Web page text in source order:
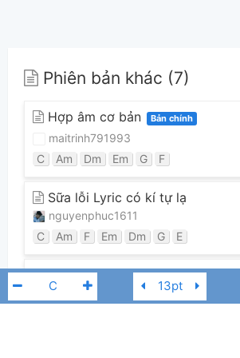
Phiên bản khác (7)
Hợp âm cơ bản Bản chính
maitrinh791993
C Am Dm Em G F
Sữa lỗi Lyric có kí tự lạ
nguyenphuc1611
C Am F Em Dm G E
Hợp âm nâng cao. Ghi theo
Quân Idol
Vương Thiện